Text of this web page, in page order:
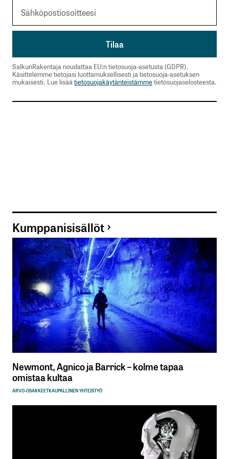
Jorma Erkkilä
4.12.2024 at 22:30
Kommentti*
Nimesi tai nimimerkkisi*
Sähköpostiosoitteesi*
Tilaa SalkunRakentajan uutiskirje
Lähetä kommentti
SalkunRakentaja noudattaa EU:n tietosuoja-asetusta (GDPR).
Käsittelemme tietojasi luottamuksellisesti ja tietosuoja-asetuksen
mukaisesti. Lue lisää tietosuojakäytänteistämmetietosuojaselosteesta.
Kumppanisisällöt
Newmont, Agnico ja Barrick – kolme tapaa
omistaa kultaa
ARVO-OSAKKEETKAUPALLINEN YHTEISTYÖ